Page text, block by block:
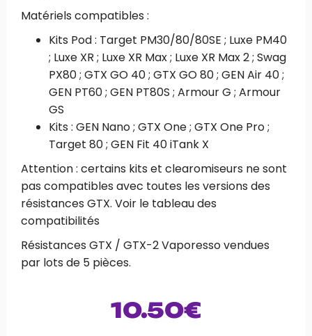
Matériels compatibles :
Kits Pod : Target PM30/80/80SE ; Luxe PM40
; Luxe XR ; Luxe XR Max ; Luxe XR Max 2 ; Swag
PX80 ; GTX GO 40 ; GTX GO 80 ; GEN Air 40 ;
GEN PT60 ; GEN PT80S ; Armour G ; Armour
GS
Kits : GEN Nano ; GTX One ; GTX One Pro ;
Target 80 ; GEN Fit 40 iTank X
Attention : certains kits et clearomiseurs ne sont
pas compatibles avec toutes les versions des
résistances GTX. Voir le tableau des
compatibilités
Résistances GTX / GTX-2 Vaporesso vendues
par lots de 5 pièces.
10.50€